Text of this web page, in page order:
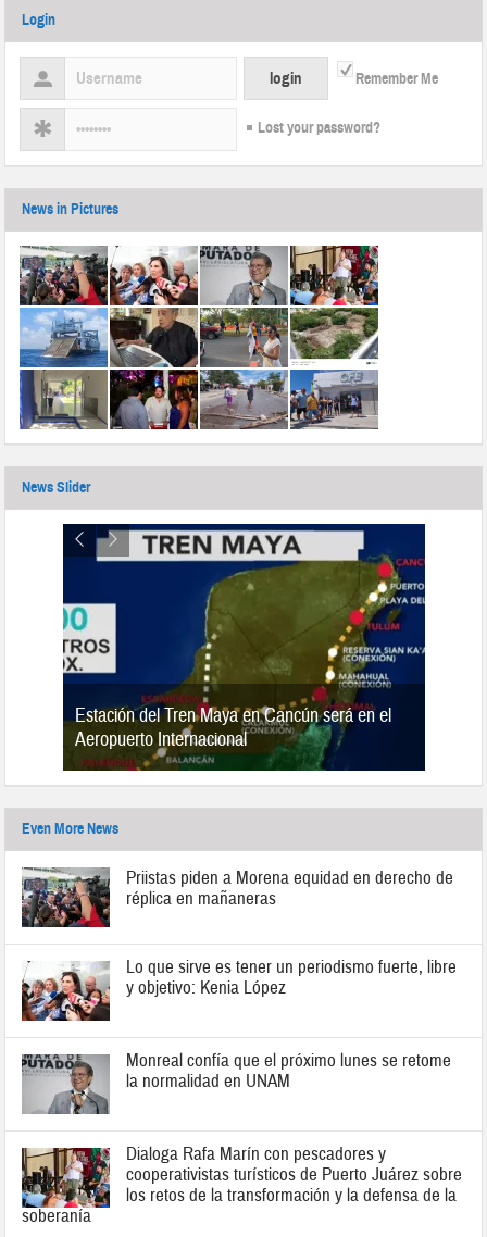
Login
Remember Me
Lost your password?
News in Pictures
News Slider
Estación del Tren Maya en Cancún será en el
Aeropuerto Internacional
Even More News
Priistas piden a Morena equidad en derecho de
réplica en mañaneras
Lo que sirve es tener un periodismo fuerte, libre
y objetivo: Kenia López
Monreal confía que el próximo lunes se retome
la normalidad en UNAM
Dialoga Rafa Marín con pescadores y
cooperativistas turísticos de Puerto Juárez sobre
los retos de la transformación y la defensa de la
soberanía